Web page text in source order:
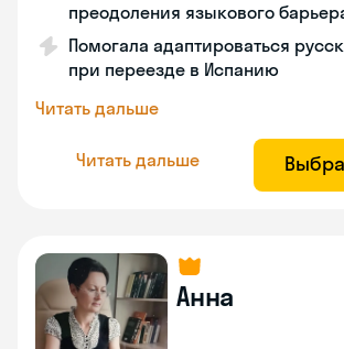
преодоления языкового
Помогала адаптироваться
при переезде в Испанию
Читать дальше
Читать дальше
Анна